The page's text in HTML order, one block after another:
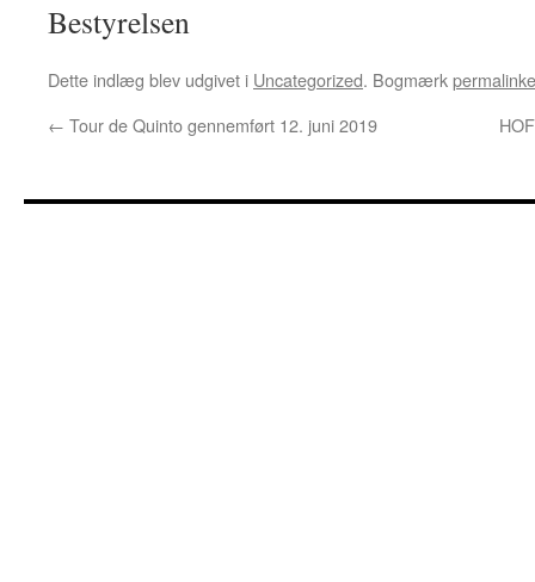
Bestyrelsen
Dette indlæg blev udgivet i Uncategorized. Bogmærk
← Tour de Quinto gennemført 12. juni 2019